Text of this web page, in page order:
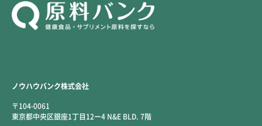
ノウハウバンク株式会社
〒104-0061
東京都中央区銀座1丁目12ー4 N&E BLD. 7階